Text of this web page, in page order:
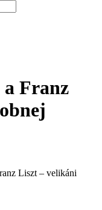
a Franz
Liszt – velikáni